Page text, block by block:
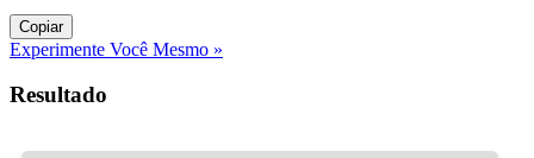
Copiar
Experimente Você Mesmo »
Resultado